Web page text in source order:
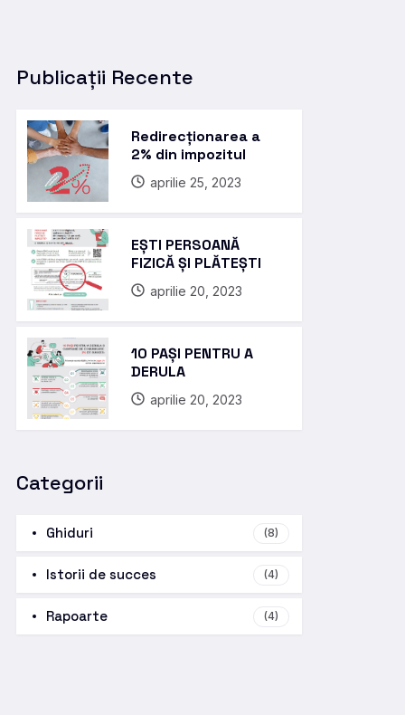
Publicații Recente
Redirecționarea a
2% din impozitul
aprilie 25, 2023
EȘTI PERSOANĂ
FIZICĂ ȘI PLĂTEȘTI
aprilie 20, 2023
10 PAȘI PENTRU A
DERULA
aprilie 20, 2023
Categorii
Ghiduri (8)
Istorii de succes (4)
Rapoarte (4)